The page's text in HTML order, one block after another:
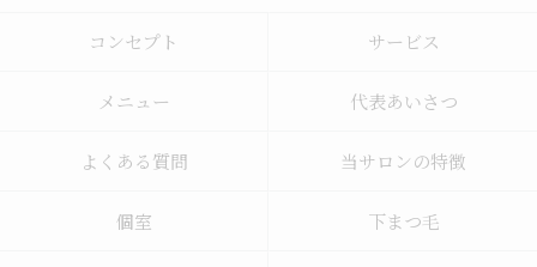
コンセプト サービス
メニュー 代表あいさつ
よくある質問 当サロンの特徴
個室 下まつ毛